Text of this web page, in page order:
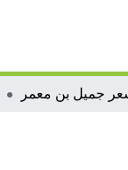
جميل بن معمر